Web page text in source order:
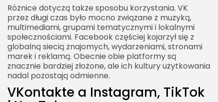
Różnice dotyczą także sposobu korzystania. VK
przez długi czas było mocno związane z muzyką,
multimediami, grupami tematycznymi i lokalnymi
społecznościami. Facebook częściej kojarzył się z
globalną siecią znajomych, wydarzeniami, stronami
marek i reklamą. Obecnie obie platformy są
znacznie bardziej złożone, ale ich kultury użytkowania
nadal pozostają odmienne.
VKontakte a Instagram, TikTok